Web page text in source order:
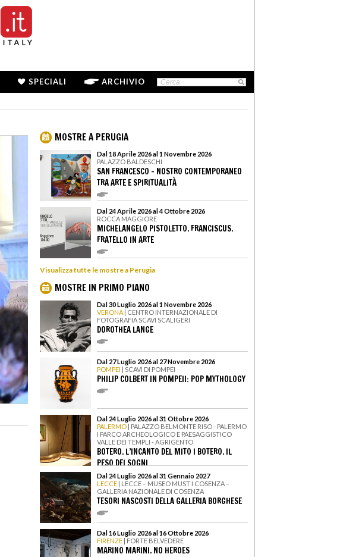
SPECIALI ARCHIVIO
MOSTRE A PERUGIA
Dal 18 Aprile 2026 al 1 Novembre 2026
PALAZZO BALDESCHI
SAN FRANCESCO - NOSTRO CONTEMPORANEO
TRA ARTE E SPIRITUALITÀ
Dal 24 Aprile 2026 al 4 Ottobre 2026
ROCCA MAGGIORE
MICHELANGELO PISTOLETTO. FRANCISCUS.
FRATELLO IN ARTE
Visualizza tutte le mostre a Perugia
MOSTRE IN PRIMO PIANO
Dal 30 Luglio 2026 al 1 Novembre 2026
VERONA | CENTRO INTERNAZIONALE DI
FOTOGRAFIA SCAVI SCALIGERI
DOROTHEA LANGE
Dal 27 Luglio 2026 al 27 Novembre 2026
POMPEI | SCAVI DI POMPEI
PHILIP COLBERT IN POMPEII: POP MYTHOLOGY
Dal 24 Luglio 2026 al 31 Ottobre 2026
PALERMO | PALAZZO BELMONTE RISO - PALERMO
I PARCO ARCHEOLOGICO E PAESAGGISTICO
VALLE DEI TEMPLI - AGRIGENTO
BOTERO. L’INCANTO DEL MITO I BOTERO. IL
PESO DEI SOGNI
Dal 24 Luglio 2026 al 31 Gennaio 2027
LECCE | LECCE – MUSEO MUST I COSENZA –
GALLERIA NAZIONALE DI COSENZA
TESORI NASCOSTI DELLA GALLERIA BORGHESE
Dal 16 Luglio 2026 al 16 Ottobre 2026
FIRENZE | FORTE BELVEDERE
MARINO MARINI. NO HEROES